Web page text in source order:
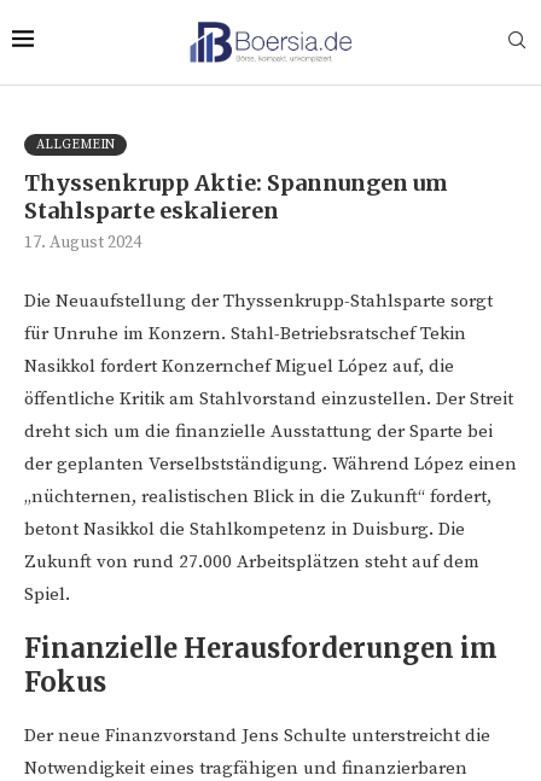
ALLGEMEIN
Thyssenkrupp Aktie: Spannungen um
Stahlsparte eskalieren
17. August 2024
Die Neuaufstellung der Thyssenkrupp-Stahlsparte sorgt
für Unruhe im Konzern. Stahl-Betriebsratschef Tekin
Nasikkol fordert Konzernchef Miguel López auf, die
öffentliche Kritik am Stahlvorstand einzustellen. Der Streit
dreht sich um die finanzielle Ausstattung der Sparte bei
der geplanten Verselbstständigung. Während López einen
„nüchternen, realistischen Blick in die Zukunft“ fordert,
betont Nasikkol die Stahlkompetenz in Duisburg. Die
Zukunft von rund 27.000 Arbeitsplätzen steht auf dem
Spiel.
Finanzielle Herausforderungen im
Fokus
Der neue Finanzvorstand Jens Schulte unterstreicht die
Notwendigkeit eines tragfähigen und finanzierbaren